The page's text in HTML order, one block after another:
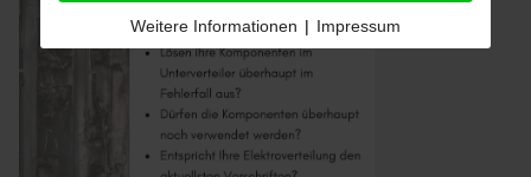
Weitere Informationen | Impressum